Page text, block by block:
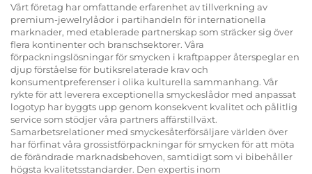
Vårt företag har omfattande erfarenhet av tillverkning av
premium-jewelrylådor i partihandeln för internationella
marknader, med etablerade partnerskap som sträcker sig över
flera kontinenter och branschsektorer. Våra
förpackningslösningar för smycken i kraftpapper återspeglar en
djup förståelse för butiksrelaterade krav och
konsumentpreferenser i olika kulturella sammanhang. Vår
rykte för att leverera exceptionella smyckeslådor med anpassat
logotyp har byggts upp genom konsekvent kvalitet och pålitlig
service som stödjer våra partners affärstillväxt.
Samarbetsrelationer med smyckesåterförsäljare världen över
har förfinat våra grossistförpackningar för smycken för att möta
de förändrade marknadsbehoven, samtidigt som vi bibehåller
högsta kvalitetsstandarder. Den expertis inom